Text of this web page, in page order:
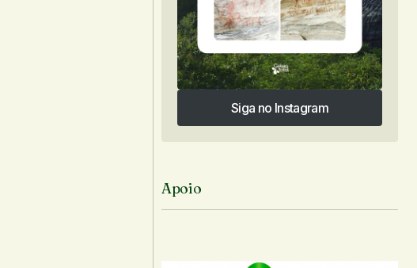
Siga no Instagram
Siga no Instagram
Apoio